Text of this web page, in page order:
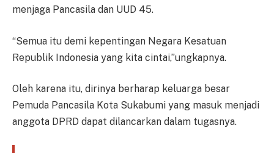
menjaga Pancasila dan UUD 45.
“Semua itu demi kepentingan Negara Kesatuan
Republik Indonesia yang kita cintai,”ungkapnya.
Oleh karena itu, dirinya berharap keluarga besar
Pemuda Pancasila Kota Sukabumi yang masuk menjadi
anggota DPRD dapat dilancarkan dalam tugasnya.